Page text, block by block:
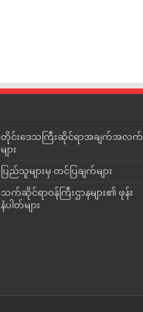
တိုင်းဒေသကြီးဆိုင်ရာအချက်အလက်
များ
ပြည်သူများမှ တင်ပြချက်များ
သက်ဆိုင်ရာဝန်ကြီးဌာနများ၏ ဖုန်း
နံပါတ်များ